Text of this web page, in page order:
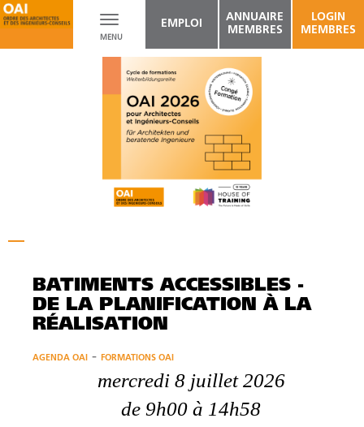
Toggle
navigation
MENU
EMPLOI
ANNUAIRE
MEMBRES
LOGIN
MEMBRES
BÂTIMENTS ACCESSIBLES -
DE LA PLANIFICATION À LA
RÉALISATION
AGENDA OAI - FORMATIONS OAI
mercredi 8 juillet 2026
de 9h00 à 14h58